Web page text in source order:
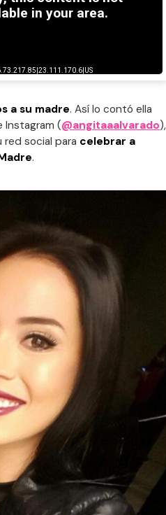
a su madre. Así lo contó ella
Instagram (@angitaaalvarado),
social para celebrar a
.